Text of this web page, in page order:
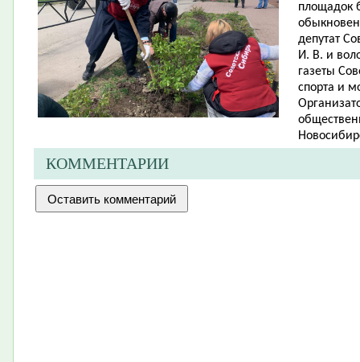
площадок
депутат
И. В. и
газеты
спорта и
КОММЕНТАРИИ